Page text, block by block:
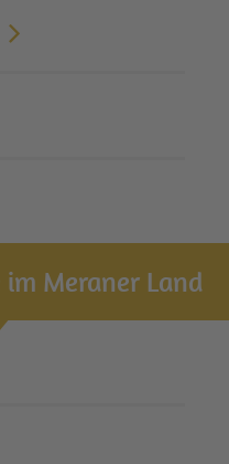
Meraner Land